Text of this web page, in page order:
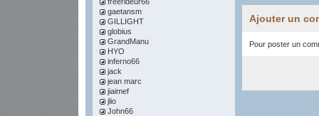
gaetansm
GILLIGHT
globius
GrandManu
HYO
inferno66
jack
jean marc
jiaimef
jlio
John66
Ajouter un
Pour poster un